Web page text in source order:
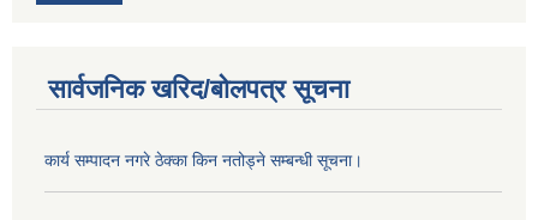
सार्वजनिक खरिद/बोलपत्र सूचना
कार्य सम्पादन नगरे ठेक्का किन नतोड्ने सम्बन्धी सूचना।